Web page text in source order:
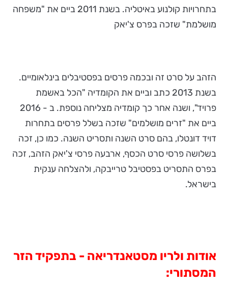
בתחרויות קולנוע באיטליה. בשנת 2011 ביים את "משפחה
מושלמת" שזכה בפרס צ'יאק
הזהב על סרט זה ובכמה פרסים בפסטיבלים בינלאומיים.
בשנת 2013 כתב וביים את הקומדיה "הכל באשמת
פרויד", ושנה אחר כך קומדיה מצליחה נוספת. ב - 2016
ביים את "זרים מושלמים" שזכה בשלל פרסים בתחרות
דויד דונטלו, בהם סרט השנה ותסריט השנה. כמו כן, זכה
בשלושה פרסי סרט הכסף, ארבעה פרסי צ'יאק הזהב, זכה
בפרס התסריט בפסטיבל טרייבקה, ולהצלחה ענקית
בישראל.
אודות ולריו מסטאנדריאה - בתפקיד הזר
המסתורי: